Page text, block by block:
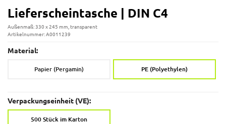
Lieferscheintasche | DIN C4
Außenmaß: 330 x 245 mm, transparent
Artikelnummer: A0011239
Material:
Papier (Pergamin) PE (Polyethylen)
Verpackungseinheit (VE):
500 Stück im Karton